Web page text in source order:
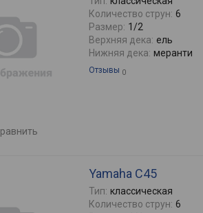
сравнить
Количество струн: 6
Размер: 1/2
Верхняя дека: ель
Нижняя дека: меранти
Отзывы 0
Yamaha C45
Тип: классическая
Количество струн: 6